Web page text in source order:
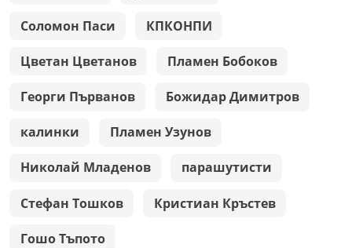
Соломон Паси КПКОНПИ
Цветан Цветанов Пламен Бобоков
Георги Първанов Божидар Димитров
калинки Пламен Узунов
Николай Младенов парашутисти
Стефан Тошков Кристиан Кръстев
Гошо Тъпото